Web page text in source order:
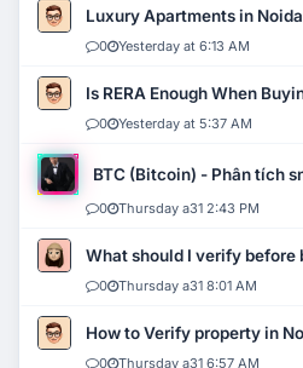
Luxury Apartments in
0 Yesterday at 6:13 AM
Is RERA Enough When
0 Yesterday at 5:37 AM
BTC (Bitcoin) - Phân tích
0 Thursday a31 2:43 PM
What should I verify before
0 Thursday a31 8:01 AM
How to Verify property in
0 Thursday a31 6:57 AM